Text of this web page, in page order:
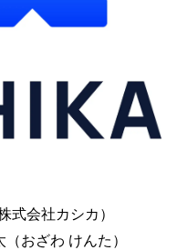
会社カシカ）
おざわ けんた）